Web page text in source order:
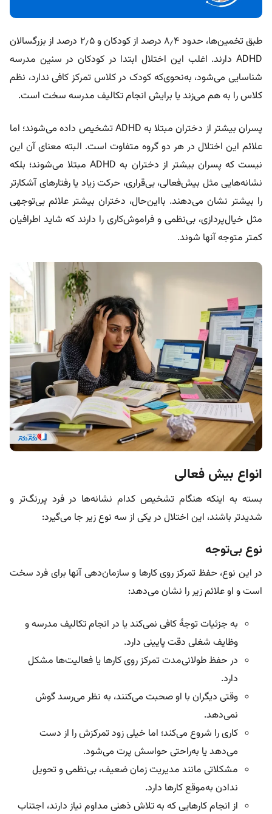
طبق تخمین‌ها، حدود ۸٫۴ درصد از کودکان و ۲٫۵ درصد از بزرگسالان
ADHD دارند. اغلب این اختلال ابتدا در کودکان در سنین مدرسه
شناسایی می‌شود، به‌نحوی‌که کودک در کلاس تمرکز کافی ندارد، نظم
کلاس را به هم می‌زند یا برایش انجام تکالیف مدرسه سخت است.
پسران بیشتر از دختران مبتلا به ADHD تشخیص داده می‌شوند؛ اما
علائم این اختلال در هر دو گروه متفاوت است. البته معنای آن این
نیست که پسران بیشتر از دختران به ADHD مبتلا می‌شوند؛ بلکه
نشانه‌هایی مثل بیش‌فعالی، بی‌قراری، حرکت زیاد یا رفتارهای آشکارتر
را بیشتر نشان می‌دهند. بااین‌حال، دختران بیشتر علائم بی‌توجهی
مثل خیال‌پردازی، بی‌نظمی و فراموش‌کاری را دارند که شاید اطرافیان
کمتر متوجه آنها شوند.
انواع بیش فعالی
بسته به اینکه هنگام تشخیص کدام نشانه‌ها در فرد پررنگ‌تر و
شدیدتر باشند، این اختلال در یکی از سه نوع زیر جا می‌گیرد:
نوع بی‌توجه
در این نوع، حفظ تمرکز روی کارها و سازمان‌دهی آنها برای فرد سخت
است و او علائم زیر را نشان می‌دهد:
به جزئیات توجۀ کافی نمی‌کند یا در انجام تکالیف مدرسه و
وظایف شغلی دقت پایینی دارد.
در حفظ طولانی‌مدت تمرکز روی کارها یا فعالیت‌ها مشکل
دارد.
وقتی دیگران با او صحبت می‌کنند، به نظر می‌رسد گوش
نمی‌دهد.
کاری را شروع می‌کند؛ اما خیلی زود تمرکزش را از دست
می‌دهد یا به‌راحتی حواسش پرت می‌شود.
مشکلاتی مانند مدیریت زمان ضعیف، بی‌نظمی و تحویل
ندادن به‌موقع کارها دارد.
از انجام کارهایی که به تلاش ذهنی مداوم نیاز دارند، اجتناب